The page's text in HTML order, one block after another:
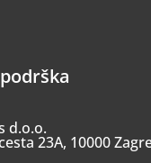
d.o.o.
23A, 10000